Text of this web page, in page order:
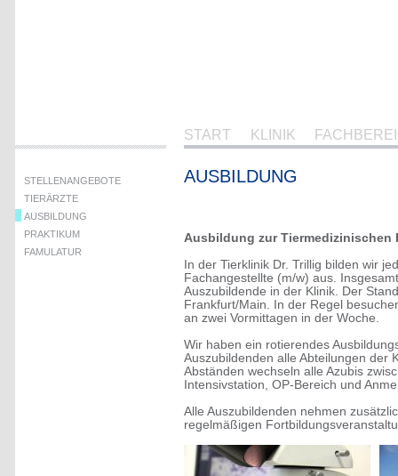
START KLINIK
HEIMTIERE
HNO
LABOR
ZAHNMEDIZIN
STELLENANGEBOTE
TIERÄRZTE
AUSBILDUNG
PRAKTIKUM
FAMULATUR
AUSBILDUNG
Ausbildung zur Tiermedizinischen
In der Tierklinik Dr. Trillig bilden wir
Fachangestellte (m/w) aus.
Auszubildende in der Klinik. Der
Frankfurt/Main. In der Regel
an zwei Vormittagen in der Woche.
Wir haben ein rotierendes
Auszubildenden alle Abteilungen der
Abständen wechseln alle Azubis
Intensivstation, OP-Bereich und
Alle Auszubildenden nehmen
regelmäßigen